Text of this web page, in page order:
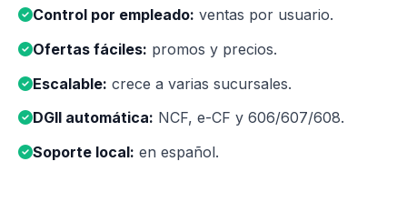
Control por empleado: ventas por usuario.
Ofertas fáciles: promos y precios.
Escalable: crece a varias sucursales.
DGII automática: NCF, e-CF y 606/607/608.
Soporte local: en español.